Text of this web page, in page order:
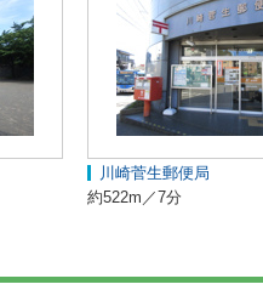
川崎菅生郵便局
約522m／7分